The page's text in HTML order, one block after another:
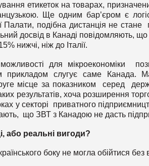
етикеток на товарах,
Ще одним бар’єром є
Палати, подібна дистанція не
досвід в Канаді повідомляють,
нижчі, ніж до Італії.
для мікроекономіки
прикладом слугує саме Канада.
місце за показником серед
результатів, хоча розширення
у секторі приватного
що ЗВТ з Канадою не дасть
або реальні вигоди?
боку не могла обійтися без